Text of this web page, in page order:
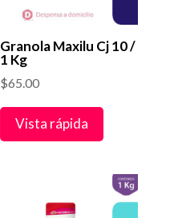
Granola Maxilu Cj 10 /
1 Kg
$65.00
Vista rápida